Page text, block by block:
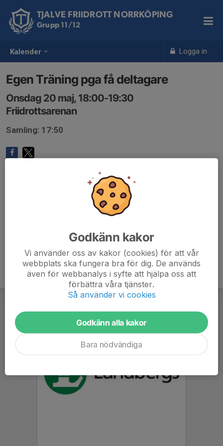
Kalender Logga in
TJALVE FRIIDROTT NORRKÖPING
Grupp 11/12
Egen Träning pga få deltagare
Onsdag 20 maj, 18:00-19:30
Friidrottsarenan
Samling: 17:50
Godkänn kakor
Vi använder oss av kakor (cookies) för att vår
webbplats ska fungera bra för dig. De används
även för webbanalys i syfte att hjälpa oss att
förbättra våra tjänster.
Så använder vi cookies
Godkänn alla kakor
Bara nödvändiga